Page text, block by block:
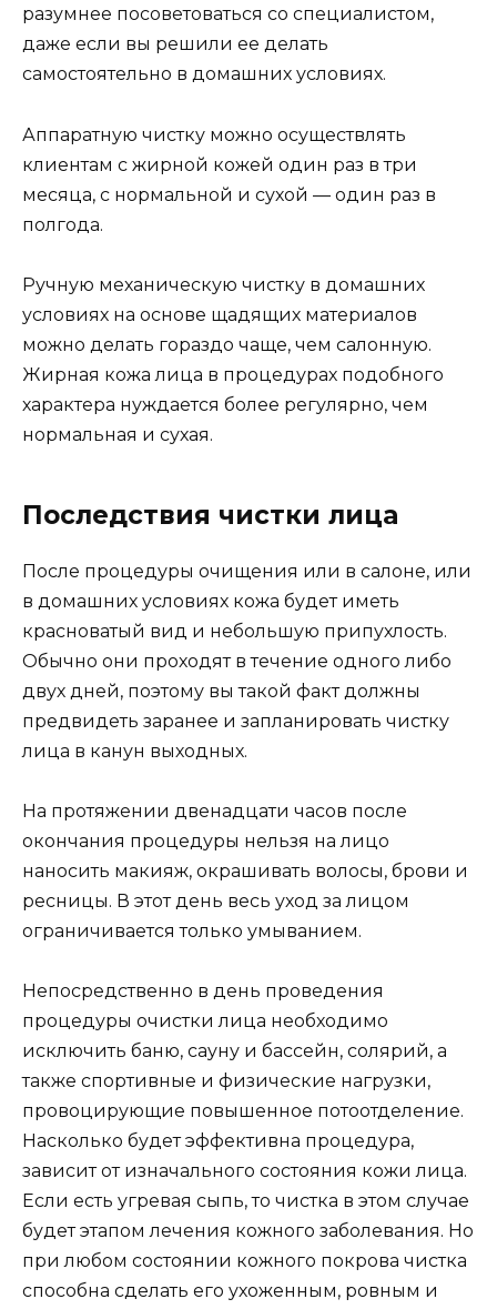
разумнее посоветоваться со специалистом,
даже если вы решили ее делать
самостоятельно в домашних условиях.
Аппаратную чистку можно осуществлять
клиентам с жирной кожей один раз в три
месяца, с нормальной и сухой — один раз в
полгода.
Ручную механическую чистку в домашних
условиях на основе щадящих материалов
можно делать гораздо чаще, чем салонную.
Жирная кожа лица в процедурах подобного
характера нуждается более регулярно, чем
нормальная и сухая.
Последствия чистки лица
После процедуры очищения или в салоне, или
в домашних условиях кожа будет иметь
красноватый вид и небольшую припухлость.
Обычно они проходят в течение одного либо
двух дней, поэтому вы такой факт должны
предвидеть заранее и запланировать чистку
лица в канун выходных.
На протяжении двенадцати часов после
окончания процедуры нельзя на лицо
наносить макияж, окрашивать волосы, брови и
ресницы. В этот день весь уход за лицом
ограничивается только умыванием.
Непосредственно в день проведения
процедуры очистки лица необходимо
исключить баню, сауну и бассейн, солярий, а
также спортивные и физические нагрузки,
провоцирующие повышенное потоотделение.
Насколько будет эффективна процедура,
зависит от изначального состояния кожи лица.
Если есть угревая сыпь, то чистка в этом случае
будет этапом лечения кожного заболевания. Но
при любом состоянии кожного покрова чистка
способна сделать его ухоженным, ровным и